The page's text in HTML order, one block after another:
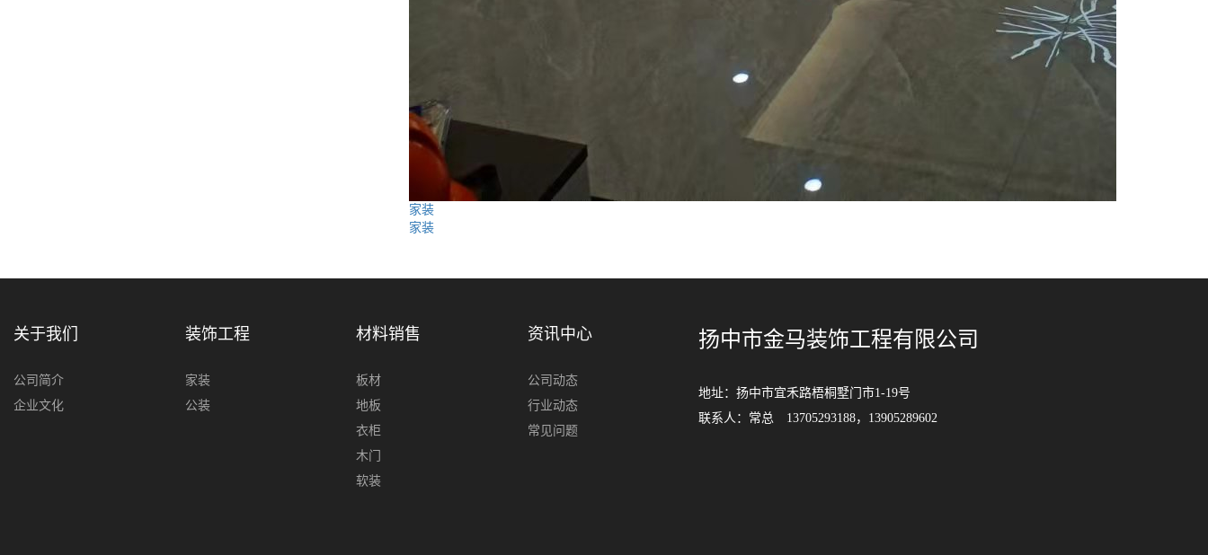
家装
家装
关于我们
公司简介
企业文化
装饰工程
家装
公装
材料销售
板材
地板
衣柜
木门
软装
资讯中心
公司动态
行业动态
常见问题
扬中市金马装饰工程有限公司
地址：扬中市宜禾路梧桐墅门市1-19号
联系人：常总 13705293188，13905289602